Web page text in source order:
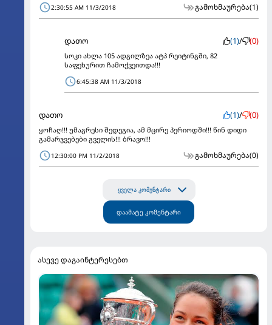
2:30:55 AM 11/3/2018 გამოხმაურება(1)
დათო (1)/ (0)
სოკი ახლა 105 ადგილზეა ატპ რეიტინგში, 82
საფეხურით ჩამოქვეითდა!!!
6:45:38 AM 11/3/2018
დათო (1)/ (0)
ყოჩაღ!!! უმაგრესი შედეგია, ამ მცირე პერიოდში!!! წინ დიდი
გამარჯვებები გველის!!! ბრავო!!!
12:30:00 PM 11/2/2018 გამოხმაურება(0)
ყველა კომენტარი
დაამატე კომენტარი
ასევე დაგაინტერესებთ